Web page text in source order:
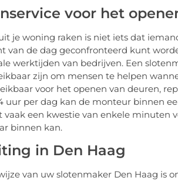
voor het
je woning raken is niet iets dat
van de dag geconfronteerd kunt
werktijden van bedrijven. Een
zijn om mensen te helpen
voor het openen van deuren,
uur per dag kan de monteur binnen
vaak een kwestie van enkele minuten
binnen kan.
in Den Haag
van uw slotenmaker Den Haag is